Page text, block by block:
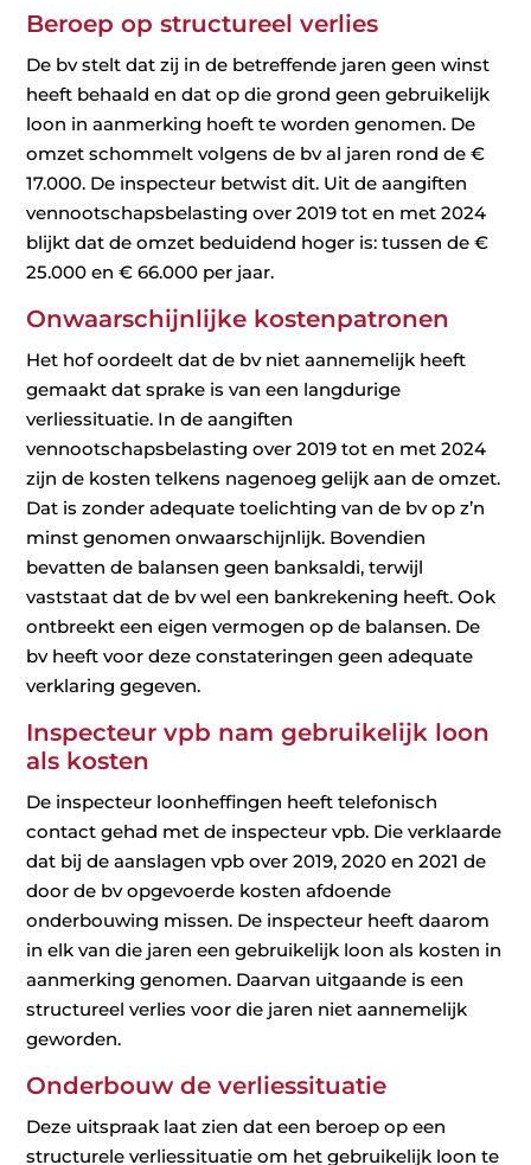
Beroep op structureel verlies
De bv stelt dat zij in de betreffende jaren geen winst
heeft behaald en dat op die grond geen gebruikelijk
loon in aanmerking hoeft te worden genomen. De
omzet schommelt volgens de bv al jaren rond de €
17.000. De inspecteur betwist dit. Uit de aangiften
vennootschapsbelasting over 2019 tot en met 2024
blijkt dat de omzet beduidend hoger is: tussen de €
25.000 en € 66.000 per jaar.
Onwaarschijnlijke kostenpatronen
Het hof oordeelt dat de bv niet aannemelijk heeft
gemaakt dat sprake is van een langdurige
verliessituatie. In de aangiften
vennootschapsbelasting over 2019 tot en met 2024
zijn de kosten telkens nagenoeg gelijk aan de omzet.
Dat is zonder adequate toelichting van de bv op z’n
minst genomen onwaarschijnlijk. Bovendien
bevatten de balansen geen banksaldi, terwijl
vaststaat dat de bv wel een bankrekening heeft. Ook
ontbreekt een eigen vermogen op de balansen. De
bv heeft voor deze constateringen geen adequate
verklaring gegeven.
Inspecteur vpb nam gebruikelijk loon
als kosten
De inspecteur loonheffingen heeft telefonisch
contact gehad met de inspecteur vpb. Die verklaarde
dat bij de aanslagen vpb over 2019, 2020 en 2021 de
door de bv opgevoerde kosten afdoende
onderbouwing missen. De inspecteur heeft daarom
in elk van die jaren een gebruikelijk loon als kosten in
aanmerking genomen. Daarvan uitgaande is een
structureel verlies voor die jaren niet aannemelijk
geworden.
Onderbouw de verliessituatie
Deze uitspraak laat zien dat een beroep op een
structurele verliessituatie om het gebruikelijk loon te